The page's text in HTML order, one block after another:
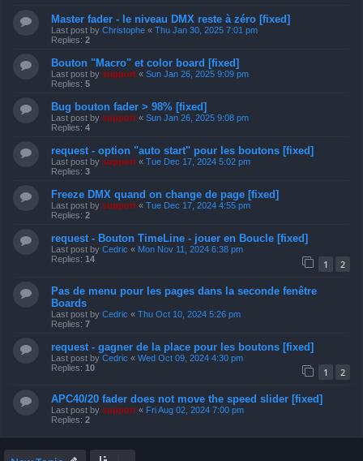
Master fader - le niveau DMX reste à zéro [fixed]
Last post by Christophe « Thu Jan 30, 2025 7:01 pm
Replies: 2
Bouton "Macro" et color board [fixed]
Last post by support « Sun Jan 26, 2025 9:09 pm
Replies: 5
Bug bouton fader > 98% [fixed]
Last post by support « Sun Jan 26, 2025 9:08 pm
Replies: 4
request - option "auto start" pour les boutons [fixed]
Last post by support « Tue Dec 17, 2024 5:02 pm
Replies: 3
Freeze DMX quand on change de page [fixed]
Last post by support « Tue Dec 17, 2024 4:55 pm
Replies: 2
request - Bouton TimeLine - jouer en Boucle [fixed]
Last post by Cedric « Mon Nov 11, 2024 6:38 pm
Replies: 14 1 2
Pas de menu pour les pages dans la seconde fenêtre
Boards
Last post by Cedric « Thu Oct 10, 2024 5:26 pm
Replies: 7
request - gagner de la place pour les boutons [fixed]
Last post by Cedric « Wed Oct 09, 2024 4:30 pm
Replies: 10 1 2
APC40/20 fader does not move the speed slider [fixed]
Last post by support « Fri Aug 02, 2024 7:00 pm
Replies: 2